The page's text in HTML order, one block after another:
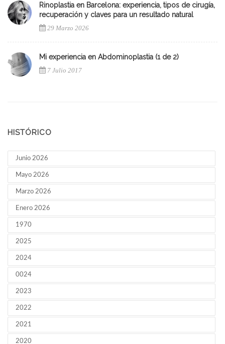
Rinoplastia en Barcelona: experiencia, tipos de cirugía,
recuperación y claves para un resultado natural
29 Marzo 2026
Mi experiencia en Abdominoplastia (1 de 2)
7 Julio 2017
HISTÓRICO
Junio 2026
Mayo 2026
Marzo 2026
Enero 2026
1970
2025
2024
0024
2023
2022
2021
2020